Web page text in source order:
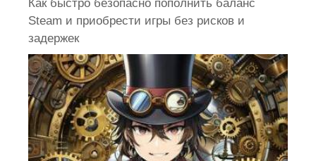
Как быстро безопасно пополнить баланс
Steam и приобрести игры без рисков и
задержек